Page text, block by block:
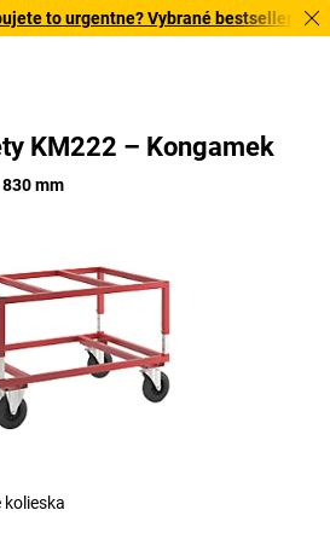
to urgentne? Vybrané bestsellery
KM222 – Kongamek
830 mm
kolieska